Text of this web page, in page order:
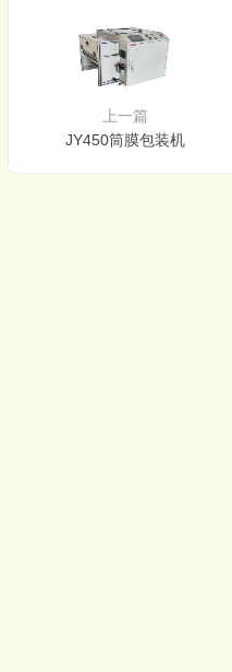
上一篇
JY450筒膜包装机